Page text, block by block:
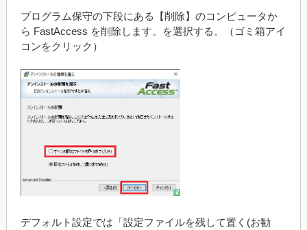
プログラム保守の下段にある【削除】のコンピュータか
ら FastAccess を削除します。を選択する。（ゴミ箱アイ
コンをクリック）
デフォルト設定では「設定ファイルを残して置く(お勧